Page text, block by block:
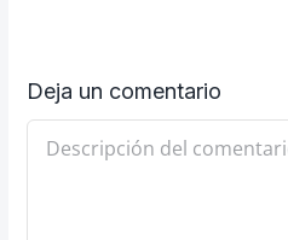
Deja un comentario
Comentario